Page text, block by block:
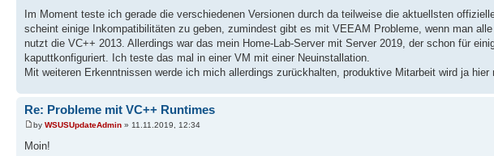
Im Moment teste ich gerade die verschiedenen Versionen durch da teilweise die aktuellsten
scheint einige Inkompatibilitäten zu geben, zumindest gibt es mit VEEAM Probleme, wenn man
nutzt die VC++ 2013. Allerdings war das mein Home-Lab-Server mit Server 2019, der schon für
kaputtkonfiguriert. Ich teste das mal in einer VM mit einer Neuinstallation.
Mit weiteren Erkenntnissen werde ich mich allerdings zurückhalten, produktive Mitarbeit wird ja hier
Re: Probleme mit VC++ Runtimes
by WSUSUpdateAdmin » 11.11.2019, 12:34
Moin!